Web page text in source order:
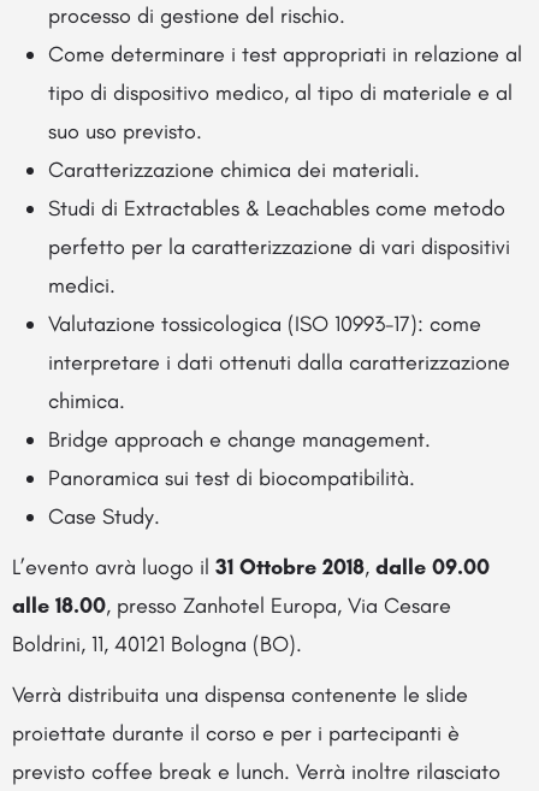
processo di gestione del rischio.
Come determinare i test appropriati in relazione al
tipo di dispositivo medico, al tipo di materiale e al
suo uso previsto.
Caratterizzazione chimica dei materiali.
Studi di Extractables & Leachables come metodo
perfetto per la caratterizzazione di vari dispositivi
medici.
Valutazione tossicologica (ISO 10993-17): come
interpretare i dati ottenuti dalla caratterizzazione
chimica.
Bridge approach e change management.
Panoramica sui test di biocompatibilità.
Case Study.
L’evento avrà luogo il 31 Ottobre 2018, dalle 09.00
alle 18.00, presso Zanhotel Europa, Via Cesare
Boldrini, 11, 40121 Bologna (BO).
Verrà distribuita una dispensa contenente le slide
proiettate durante il corso e per i partecipanti è
previsto coffee break e lunch. Verrà inoltre rilasciato